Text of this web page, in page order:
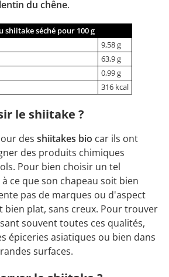
lentin du chêne.
séché pour 100 g
9,58 g
63,9 g
0,99 g
316 kcal
le shiitake ?
des shiitakes bio car ils ont
des produits chimiques
Pour bien choisir un tel
ce que son chapeau soit bien
pas de marques ou d'aspect
bien plat, sans creux. Pour trouver
souvent toutes ces qualités,
épiceries asiatiques ou bien dans
surfaces.